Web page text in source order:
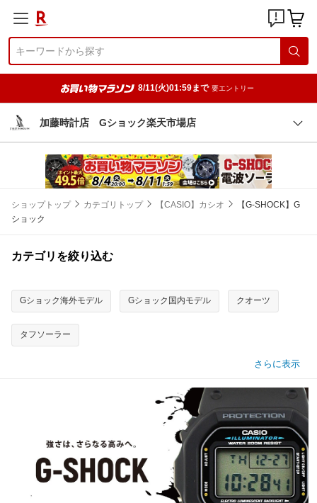
8/11(火)01:59まで 要エントリー
加藤時計店 Gショック楽天市場店
ショップトップ カテゴリトップ 【CASIO】カシオ
【G-SHOCK】G
ショック
カテゴリを絞り込む
Gショック海外モデル Gショック国内モデル クオーツ
タフソーラー
さらに表示